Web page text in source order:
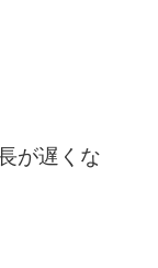
が遅くな